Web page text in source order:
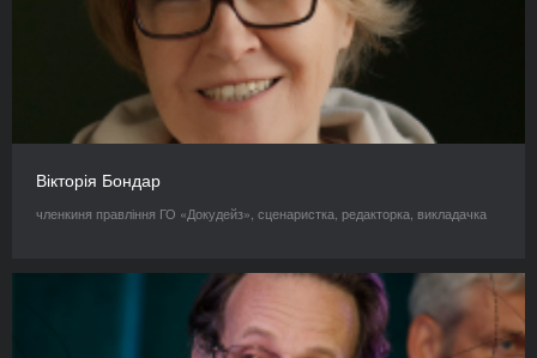
Вікторія Бондар
членкиня правління ГО «Докудейз», сценаристка, редакторка, викладачка